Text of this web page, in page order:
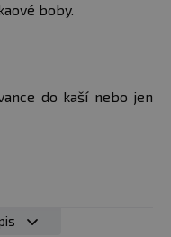
boby.
do kaší nebo jen